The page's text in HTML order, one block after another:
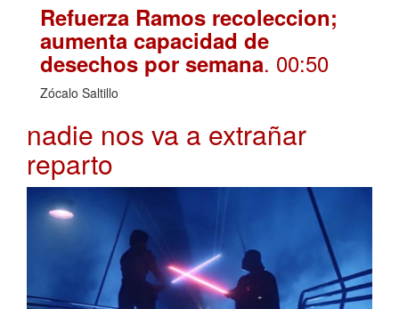
Refuerza Ramos recoleccion;
aumenta capacidad de
desechos por semana. 00:50
Zócalo Saltillo
nadie nos va a extrañar
reparto